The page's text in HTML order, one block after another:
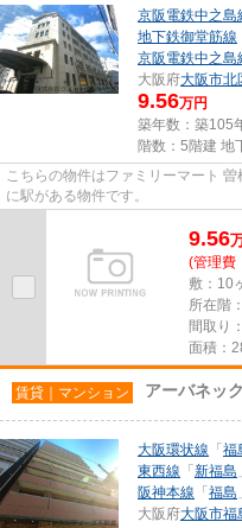
京阪電鉄中之島
地下鉄御堂筋線
京阪電鉄中之島
大阪府大阪市北
9.56万円
築年数：築105
階数：5階建 地
こちらの物件はファミリーマート
に駅がある物件です。
9.56
(管理費
敷：10
所在階
間取り
面積：
賃貸｜マンション アーバネッ
大阪環状線 「 福
東西線 「 新福島
阪神本線 「 福島
大阪府大阪市福